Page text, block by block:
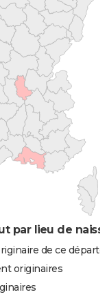
par lieu de
de ce
originaires